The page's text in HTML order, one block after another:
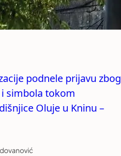
podnele prijavu zbog
simbola tokom
Oluje u Kninu –